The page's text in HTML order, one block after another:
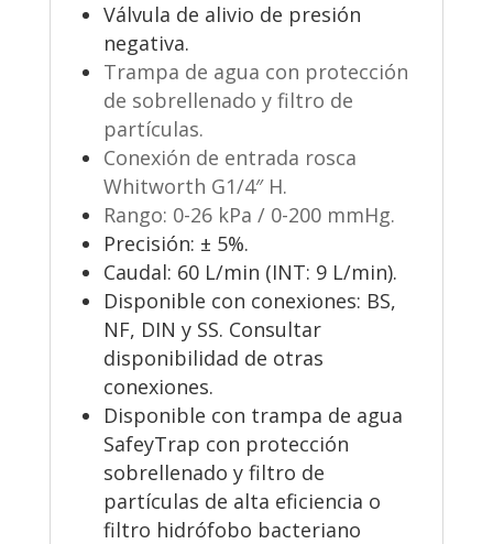
Válvula de alivio de presión
negativa.
Trampa de agua con protección
de sobrellenado y filtro de
partículas.
Conexión de entrada rosca
Whitworth G1/4″ H.
Rango: 0-26 kPa / 0-200 mmHg.
Precisión: ± 5%.
Caudal: 60 L/min (INT: 9 L/min).
Disponible con conexiones: BS,
NF, DIN y SS. Consultar
disponibilidad de otras
conexiones.
Disponible con trampa de agua
SafeyTrap con protección
sobrellenado y filtro de
partículas de alta eficiencia o
filtro hidrófobo bacteriano